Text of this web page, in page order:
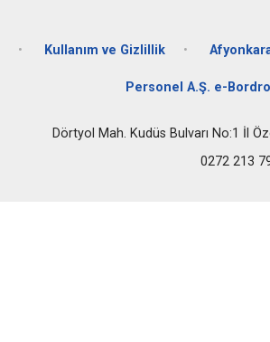
Kullanım ve Gizlillik
Personel A.Ş. e-Bordro
Dörtyol Mah. Kudüs Bulvarı No:1 İl
0272 213